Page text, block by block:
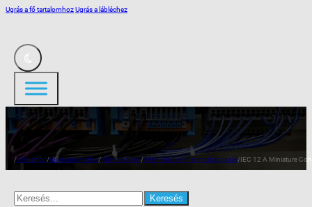
Ugrás a fő tartalomhozUgrás a lábléchez
/Webshop/Ipari automatika/Allen-Bradley/Allen-Bradley mágneskapcsoló/IEC 12 A Miniature
Search
for: